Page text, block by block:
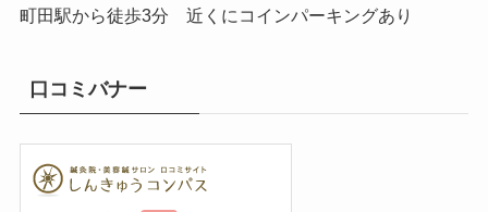
町田駅から徒歩3分 近くにコインパーキングあり
口コミバナー